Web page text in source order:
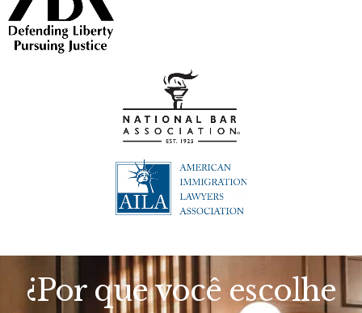
¿Por que você escolhe